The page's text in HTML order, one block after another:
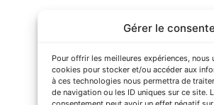
Gérer le
Pour offrir les meilleures expériences,
cookies pour stocker et/ou accéder aux
à ces technologies nous permettra de
de navigation ou les ID uniques sur ce site.